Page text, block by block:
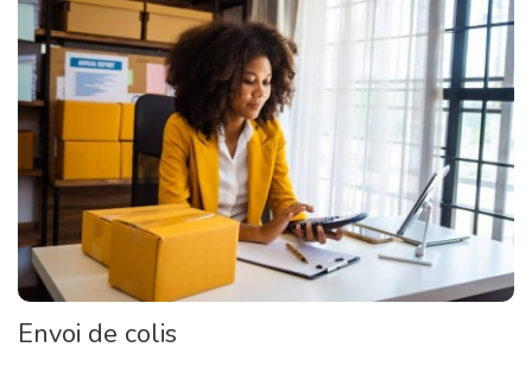
Envoi de colis